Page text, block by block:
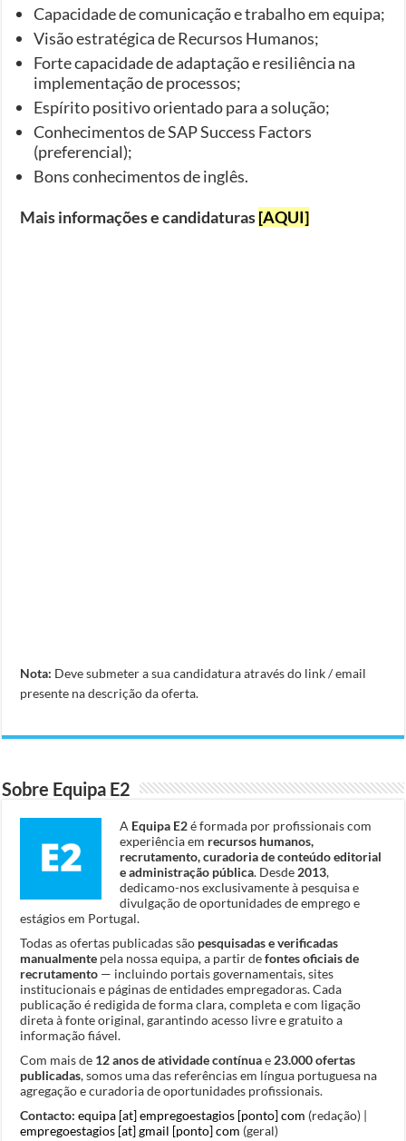
Capacidade de comunicação e trabalho em equipa;
Visão estratégica de Recursos Humanos;
Forte capacidade de adaptação e resiliência na
implementação de processos;
Espírito positivo orientado para a solução;
Conhecimentos de SAP Success Factors
(preferencial);
Bons conhecimentos de inglês.
Mais informações e candidaturas[AQUI]
Nota: Deve submeter a sua candidatura através do link / email
presente na descrição da oferta.
Sobre Equipa E2
A Equipa E2é formada por profissionais com
experiência em recursos humanos,
recrutamento, curadoria de conteúdo editorial
e administração pública. Desde 2013,
dedicamo-nos exclusivamente à pesquisa e
divulgação de oportunidades de emprego e
estágios em Portugal.
Todas as ofertas publicadas são pesquisadas e verificadas
manualmente pela nossa equipa, a partir defontes oficiais de
recrutamento — incluindo portais governamentais, sites
institucionais e páginas de entidades empregadoras. Cada
publicação é redigida de forma clara, completa e com ligação
direta à fonte original, garantindo acesso livre e gratuito a
informação fiável.
Com mais de 12 anos de atividade contínuae 23.000 ofertas
publicadas, somos uma das referências em língua portuguesa na
agregação e curadoria de oportunidades profissionais.
Contacto: equipa [at] empregoestagios [ponto] com (redação) |
empregoestagios [at] gmail [ponto] com (geral)